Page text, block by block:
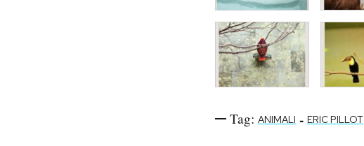
Tag: ANIMALI - ERIC PILLOT